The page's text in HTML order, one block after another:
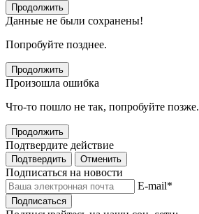
Продолжить
Данные не были сохранены!
Попробуйте позднее.
Продолжить
Произошла ошибка
Что-то пошло не так, попробуйте позже.
Продолжить
Подтвердите действие
Подтвердить Отменить
Подписаться на новости
E-mail*
Подписаться